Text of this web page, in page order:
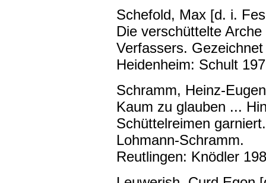
Schefold, Max [d. i.
Die verschüttelte
Verfassers.
Heidenheim: Schult
Schramm, Heinz-Eugen
Kaum zu glauben ...
Schüttelreimen
Lohmann-Schramm.
Reutlingen: Knödler